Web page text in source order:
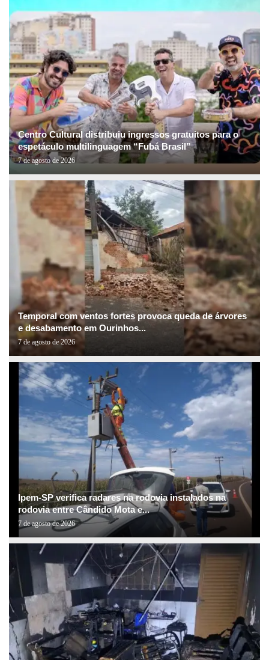
Centro Cultural distribuiu ingressos gratuitos para o
espetáculo multilinguagem “Fubá Brasil”
7 de agosto de 2026
Temporal com ventos fortes provoca queda de árvores
e desabamento em Ourinhos...
7 de agosto de 2026
Ipem-SP verifica radares na rodovia instalados na
rodovia entre Cândido Mota e...
7 de agosto de 2026